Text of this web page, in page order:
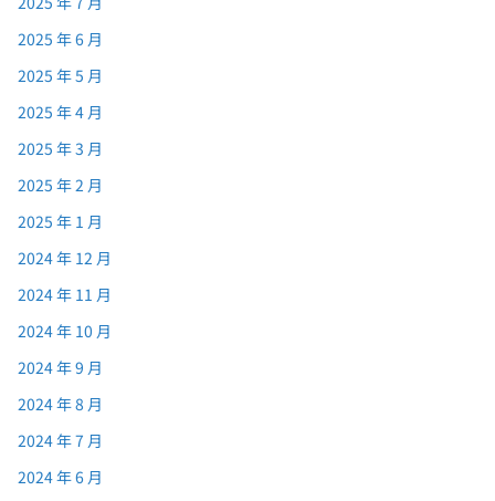
2025 年 6 月
2025 年 5 月
2025 年 4 月
2025 年 3 月
2025 年 2 月
2025 年 1 月
2024 年 12 月
2024 年 11 月
2024 年 10 月
2024 年 9 月
2024 年 8 月
2024 年 7 月
2024 年 6 月